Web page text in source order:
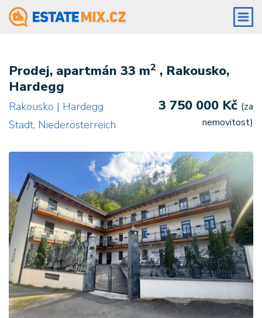
Prodej, apartmán 33 m2 , Rakousko,
Hardegg
Rakousko | Hardegg
Stadt, Niederösterreich
3 750 000 Kč (za
nemovitost)